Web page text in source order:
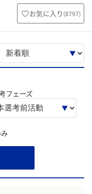
お気に入り (8797)
フェーズ